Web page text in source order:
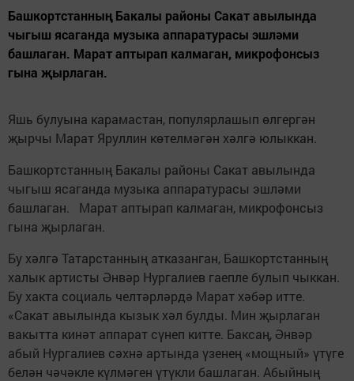
Башкортстанның Бакалы районы Сакат авылында
чыгыш ясаганда музыка аппаратурасы эшләми
башлаган. Марат аптырап калмаган, микрофонсыз
гына җырлаган.
Яшь булуына карамастан, популярлашып өлгергән
җырчы Марат Яруллин көтелмәгән хәлгә юлыккан.
Башкортстанның Бакалы районы Сакат авылында
чыгыш ясаганда музыка аппаратурасы эшләми
башлаган. Марат аптырап калмаган, микрофонсыз
гына җырлаган.
Бу хәлгә Татарстанның атказанган, Башкортстанның
халык артисты Әнвәр Нургалиев гаепле булып чыккан.
Бу хакта социаль челтәрләрдә Марат хәбәр итте.
«Сакат авылында кызык хәл булды. Мин җырлаган
вакытта кинәт аппарат сүнеп китте. Баксаң, Әнвәр
абый Нургалиев сәхнә артында үзенең «мощный» үтүге
белән чәчәкле күлмәген үтүкли башлаган. Абыйның